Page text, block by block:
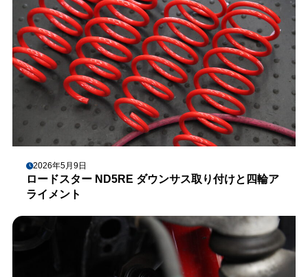
2026年5月9日
ロードスター ND5RE ダウンサス取り付けと四輪ア
ライメント